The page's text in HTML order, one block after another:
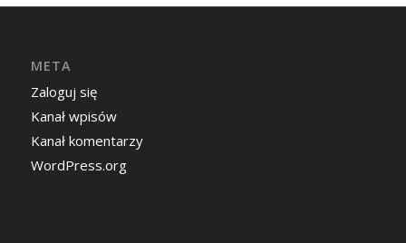
META
Zaloguj się
Kanał wpisów
Kanał komentarzy
WordPress.org